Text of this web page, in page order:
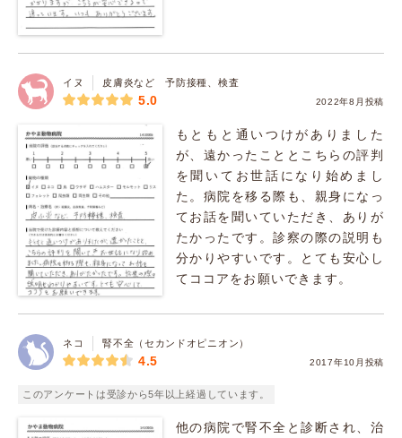
イヌ 皮膚炎など 予防接種、検査
2022年8月投稿
5.0
もともと通いつけがありました
が、遠かったこととこちらの評判
を聞いてお世話になり始めまし
た。病院を移る際も、親身になっ
てお話を聞いていただき、ありが
たかったです。診察の際の説明も
分かりやすいです。とても安心し
てココアをお願いできます。
ネコ 腎不全（セカンドオピニオン）
2017年10月投稿
4.5
このアンケートは受診から5年以上経過しています。
他の病院で腎不全と診断され、治